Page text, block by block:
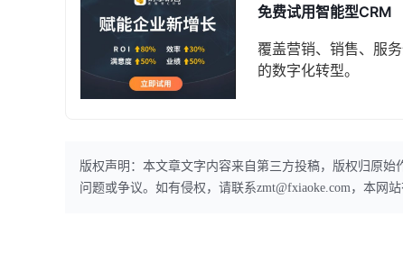
免费试用智能型CRM
覆盖营销、销售、服
的数字化转型。
版权声明：本文章文字内容来自第三方投稿，版权归原
问题或争议。如有侵权，请联系zmt@fxiaoke.com，本网